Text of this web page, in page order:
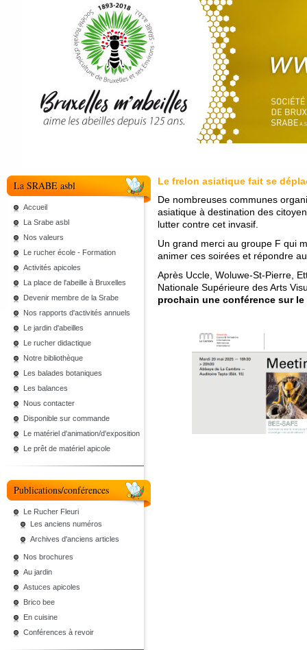
La SRABE asbl
Accueil
La Srabe asbl
Nos valeurs
Le rucher école - Formation
Activités apicoles
La place de l'abeille à Bruxelles
Devenir membre de la Srabe
Nos rapports d'activités annuels
Le jardin d'abeilles
Le rucher didactique
Notre bibliothèque
Les balades botaniques
Les balances
Nous contacter
Disponible sur commande
Le matériel d'animation/d'exposition
Le prêt de matériel apicole
Publications/conférences
Le Rucher Fleuri
Les anciens numéros
Archives d'anciens articles
Nos brochures
Au jardin
Astuces apicoles
Brico bee
En cuisine
Conférences à revoir
Le frelon asiatique fait se
De nombreuses communes
asiatique à destination des
lutter contre cet invasif.
Un grand merci au groupe F qui
animer ces soirées et répondre
Après Uccle, Woluwe-St-Pierre,
Nationale Supérieure des Arts
prochain une conférence sur